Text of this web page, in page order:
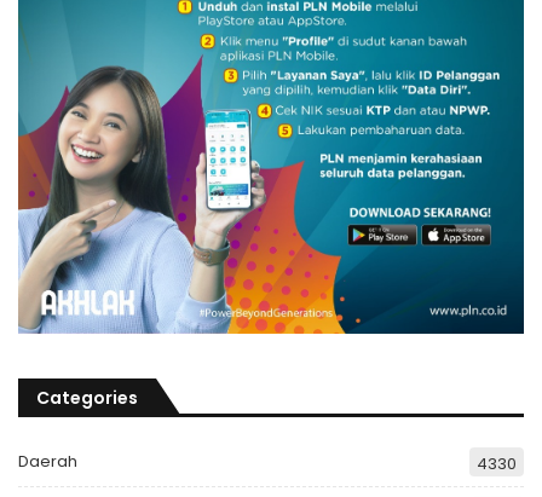
Categories
Daerah 4330